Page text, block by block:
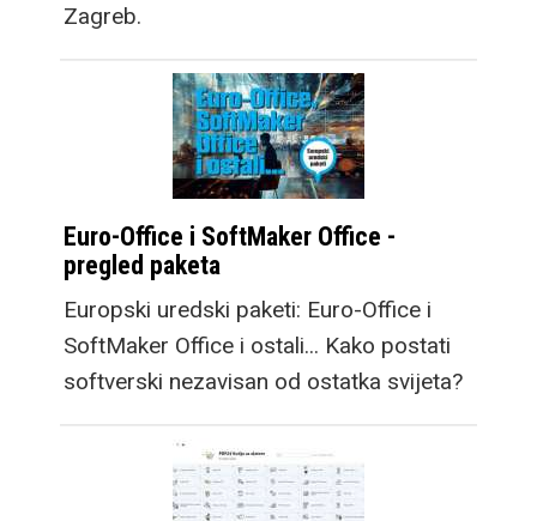
Zagreb.
Euro-Office i SoftMaker Office -
pregled paketa
Europski uredski paketi: Euro-Office i
SoftMaker Office i ostali... Kako postati
softverski nezavisan od ostatka svijeta?